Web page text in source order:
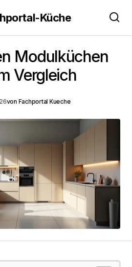
Modulküchen
Vergleich
von Fachportal Kueche